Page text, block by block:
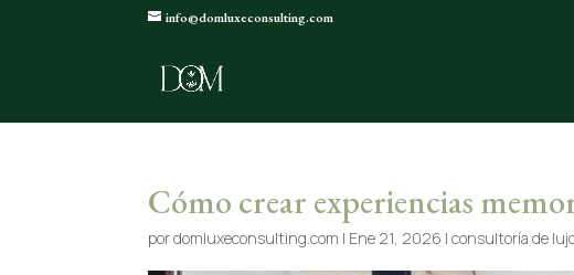
info@domluxeconsulting.com
Cómo crear experiencias
pordomluxeconsulting.com | Ene 21, 2026 |consultoría de